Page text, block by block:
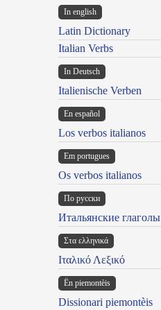
In english
Latin Dictionary
Italian Verbs
In Deutsch
Italienische Verben
En español
Los verbos italianos
Em portugues
Os verbos italianos
По русски
Итальянские глаголы
Στα ελληνικά
Ιταλικό Λεξικό
Ën piemontèis
Dissionari piemontèis